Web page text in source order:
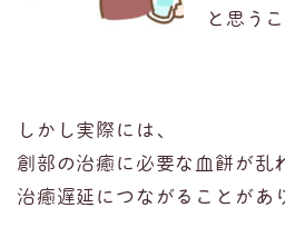
と思う
しかし実際には、
創部の治癒に必要な血餅が乱
治癒遅延につながることがあ